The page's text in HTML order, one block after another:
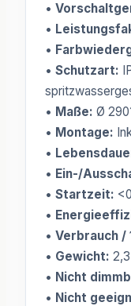
•
•
•
• Schutzart:
• Maße: Ø
• Montage:
•
• Ein-/
• Startzeit:
•
• Verbrauch /
• Gewicht:
• Nicht
• Nicht